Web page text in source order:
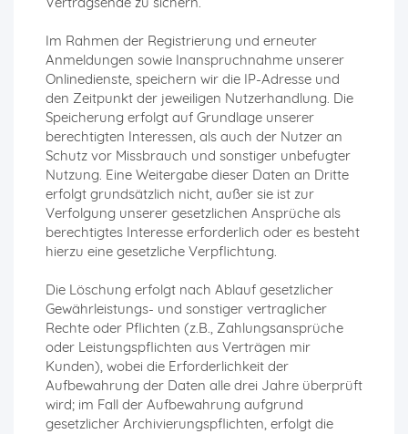
Im Rahmen der Registrierung und erneuter
Anmeldungen sowie Inanspruchnahme unserer
Onlinedienste, speichern wir die IP-Adresse und
den Zeitpunkt der jeweiligen Nutzerhandlung. Die
Speicherung erfolgt auf Grundlage unserer
berechtigten Interessen, als auch der Nutzer an
Schutz vor Missbrauch und sonstiger unbefugter
Nutzung. Eine Weitergabe dieser Daten an Dritte
erfolgt grundsätzlich nicht, außer sie ist zur
Verfolgung unserer gesetzlichen Ansprüche als
berechtigtes Interesse erforderlich oder es besteht
hierzu eine gesetzliche Verpflichtung.
Die Löschung erfolgt nach Ablauf gesetzlicher
Gewährleistungs- und sonstiger vertraglicher
Rechte oder Pflichten (z.B., Zahlungsansprüche
oder Leistungspflichten aus Verträgen mir
Kunden), wobei die Erforderlichkeit der
Aufbewahrung der Daten alle drei Jahre überprüft
wird; im Fall der Aufbewahrung aufgrund
gesetzlicher Archivierungspflichten, erfolgt die